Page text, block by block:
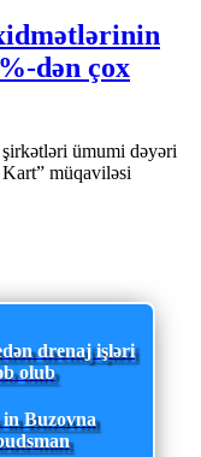
dən çox
şirkətləri ümumi dəyəri
müqaviləsi
drenaj işləri
olub
Buzovna